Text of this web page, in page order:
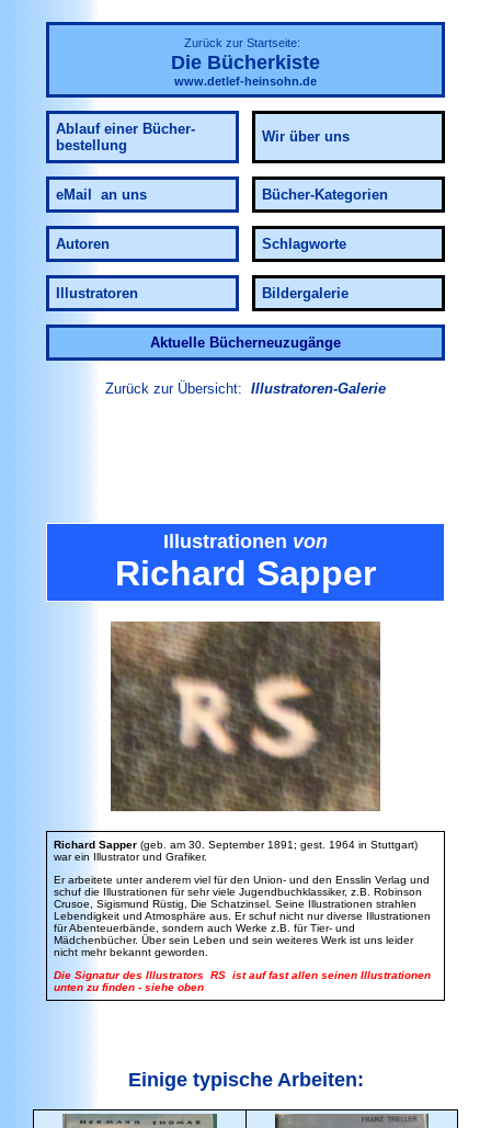
Zurück zur Startseite:
Die Bücherkiste
www.detlef-heinsohn.de
Ablauf einer Bücher-
bestellung
Wir über uns
eMail an uns Bücher-Kategorien
Autoren Schlagworte
Illustratoren Bildergalerie
Aktuelle Bücherneuzugänge
Zurück zur Übersicht: Illustratoren-Galerie
Illustrationen von
Richard Sapper
Richard Sapper (geb. am 30. September 1891; gest. 1964 in Stuttgart)
war ein Illustrator und Grafiker.
Er arbeitete unter anderem viel für den Union- und den Ensslin Verlag und
schuf die Illustrationen für sehr viele Jugendbuchklassiker, z.B. Robinson
Crusoe, Sigismund Rüstig, Die Schatzinsel. Seine Illustrationen strahlen
Lebendigkeit und Atmosphäre aus. Er schuf nicht nur diverse Illustrationen
für Abenteuerbände, sondern auch Werke z.B. für Tier- und
Mädchenbücher. Über sein Leben und sein weiteres Werk ist uns leider
nicht mehr bekannt geworden.
Die Signatur des Illustrators RS ist auf fast allen seinen Illustrationen
unten zu finden - siehe oben
Einige typische Arbeiten: